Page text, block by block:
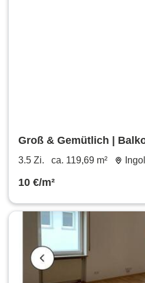
Groß & Gemütlich |
ruhigen Zuchering
3.5 Zi. ca. 119,69 m²
10 €/m²